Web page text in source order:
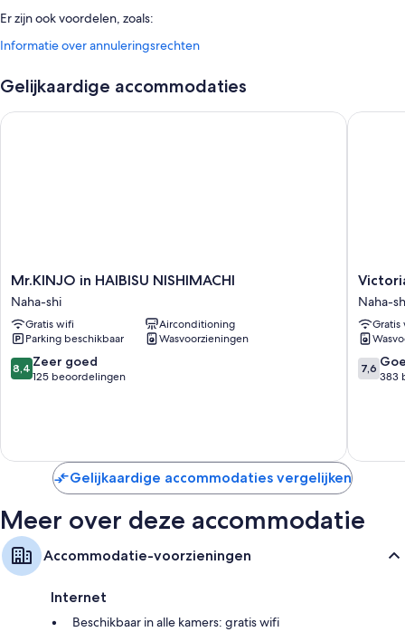
Er zijn ook voordelen, zoals:
Een waterkoeler
De 64 kamers hebben faciliteiten zoals gratis wifi.
Er zijn ook andere gemakken voorzien in de kamers zoals:
Informatie over annuleringsrechten
Gelijkaardige accommodaties
Mr.KINJO
in
HAIBISU
NISHIMACHI
Naha-
shi
Mr.KINJO in HAIBISU NISHIMACHI
Naha-shi
Gratis wifi
Airconditioning
Parking beschikbaar
Wasvoorzieningen
8.4
van
beoordelingen
8,4 Zeer goed
125 beoordelingen
Mr.KINJO in HAIBISU NISHIMACHI
Victoria
Hotel
Naha
Naha-
shi
Naha-
Gratis
7.6
van
7,6
383
Victoria
Gelijkaardige accommodaties vergelijken
Meer over deze accommodatie
Accommodatie-voorzieningen
Internet
Beschikbaar in alle kamers: gratis wifi